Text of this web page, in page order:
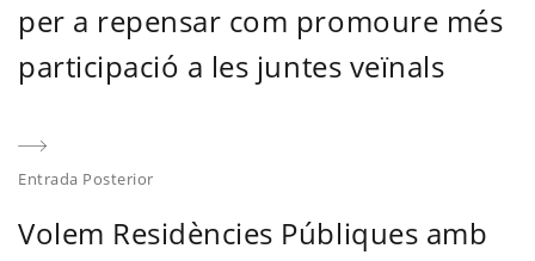
per a repensar com promoure més
participació a les juntes veïnals
Entrada Posterior
Volem Residències Públiques amb